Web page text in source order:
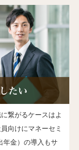
繋がるケースはよ
向けにマネーセミ
年金）の導入もサ